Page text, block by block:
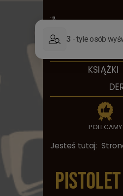
KSIĄŻKI
POLECAMY
Jesteś tutaj:
Pistolet